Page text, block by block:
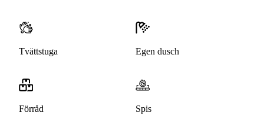
Tvättstuga Egen dusch
Förråd Spis